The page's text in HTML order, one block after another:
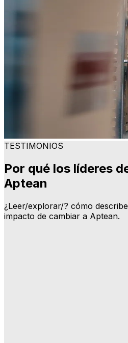
TESTIMONIOS
Por qué los líderes
Aptean
¿Leer/explorar/? cómo
impacto de cambiar a Aptean.